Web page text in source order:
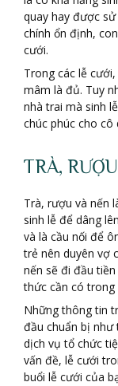
quay hay được
chính ổn định,
cưới.
Trong các lễ
mâm là đủ. Tuy
nhà trai mà sinh
chúc phúc cho cô
TRÀ,
Trà, rượu và nến
sinh lễ để dâng
và là cầu nối để
trẻ nên duyên vợ
nến sẽ đi đầu
thức cần có trong
Những thông tin
đầu chuẩn bị như
dịch vụ tổ chức
vấn đề, lễ cưới
buổi lễ cưới của